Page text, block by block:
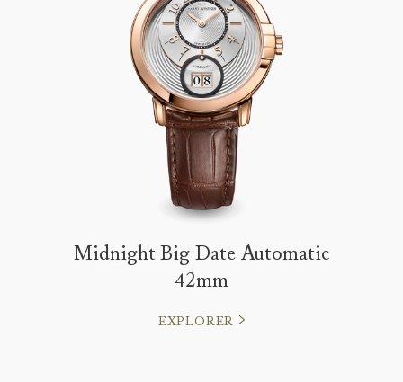
Midnight Big Date Automatic
42mm
EXPLORER